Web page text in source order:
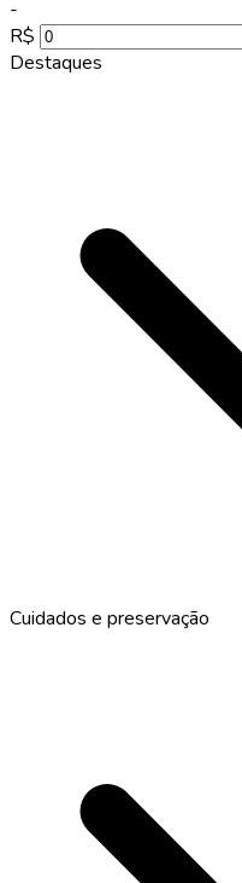
-
R$
Destaques
Cuidados e preservação